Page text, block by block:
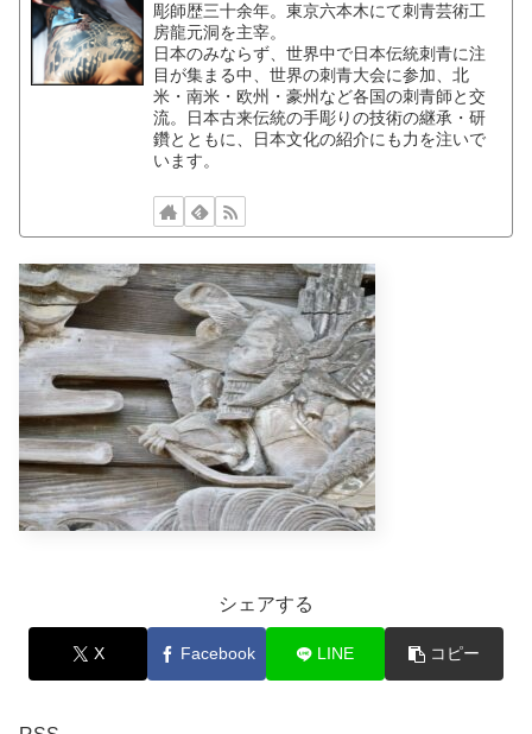
彫師歴三十余年。東京六本木にて刺青芸術工
房龍元洞を主宰。
日本のみならず、世界中で日本伝統刺青に注
目が集まる中、世界の刺青大会に参加、北
米・南米・欧州・豪州など各国の刺青師と交
流。日本古来伝統の手彫りの技術の継承・研
鑽とともに、日本文化の紹介にも力を注いで
います。
シェアする
X Facebook LINE コピー